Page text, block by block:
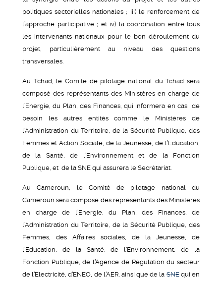
politiques sectorielles nationales ; iii) le renforcement de
l’approche participative ; et iv) la coordination entre tous
les intervenants nationaux pour le bon déroulement du
projet, particulièrement au niveau des questions
transversales.
Au Tchad, le Comité de pilotage national du Tchad sera
composé des représentants des Ministères en charge de
l’Energie, du Plan, des Finances, qui informera en cas de
besoin les autres entités comme le Ministères de
l’Administration du Territoire, de la Sécurité Publique, des
Femmes et Action Sociale, de la Jeunesse, de l’Education,
de la Santé, de l’Environnement et de la Fonction
Publique, et de la SNE qui assurera le Secrétariat.
Au Cameroun, le Comité de pilotage national du
Cameroun sera composé des représentants des Ministères
en charge de l’Energie, du Plan, des Finances, de
l’Administration du Territoire, de la Sécurité Publique, des
Femmes, des Affaires sociales, de la Jeunesse, de
l’Education, de la Santé, de l’Environnement, de la
Fonction Publique, de l’Agence de Régulation du secteur
de l’Electricité, d’ENEO, de l’AER, ainsi que de laSNEqui en